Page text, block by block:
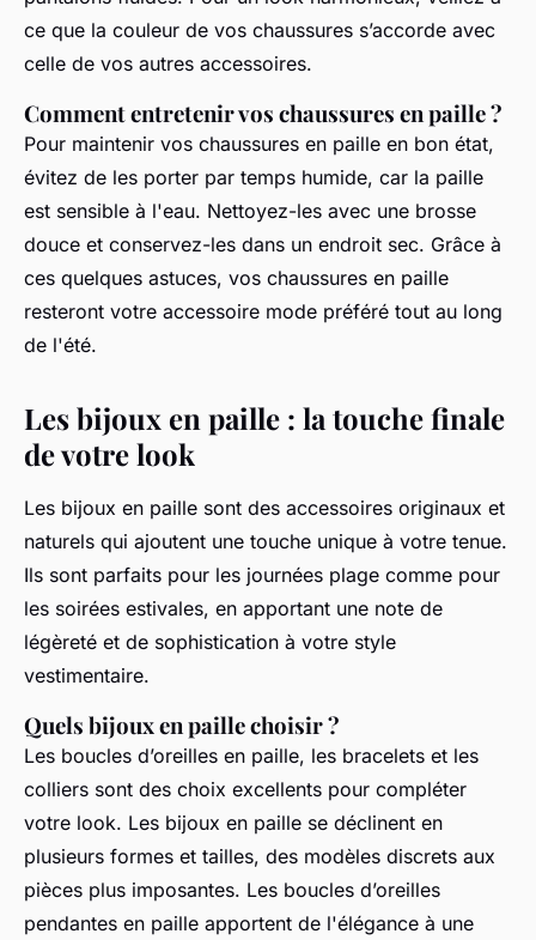
ce que la couleur de vos chaussures s’accorde avec
celle de vos autres accessoires.
Comment entretenir vos chaussures en paille ?
Pour maintenir vos chaussures en paille en bon état,
évitez de les porter par temps humide, car la paille
est sensible à l'eau. Nettoyez-les avec une brosse
douce et conservez-les dans un endroit sec. Grâce à
ces quelques astuces, vos chaussures en paille
resteront votre accessoire mode préféré tout au long
de l'été.
Les bijoux en paille : la touche finale
de votre look
Les bijoux en paille sont des accessoires originaux et
naturels qui ajoutent une touche unique à votre tenue.
Ils sont parfaits pour les journées plage comme pour
les soirées estivales, en apportant une note de
légèreté et de sophistication à votre style
vestimentaire.
Quels bijoux en paille choisir ?
Les boucles d’oreilles en paille, les bracelets et les
colliers sont des choix excellents pour compléter
votre look. Les bijoux en paille se déclinent en
plusieurs formes et tailles, des modèles discrets aux
pièces plus imposantes. Les boucles d’oreilles
pendantes en paille apportent de l'élégance à une